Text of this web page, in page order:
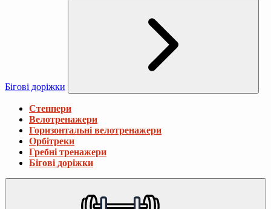
Бігові доріжки
Степпери
Велотренажери
Горизонтальні велотренажери
Орбітреки
Гребні тренажери
Бігові доріжки